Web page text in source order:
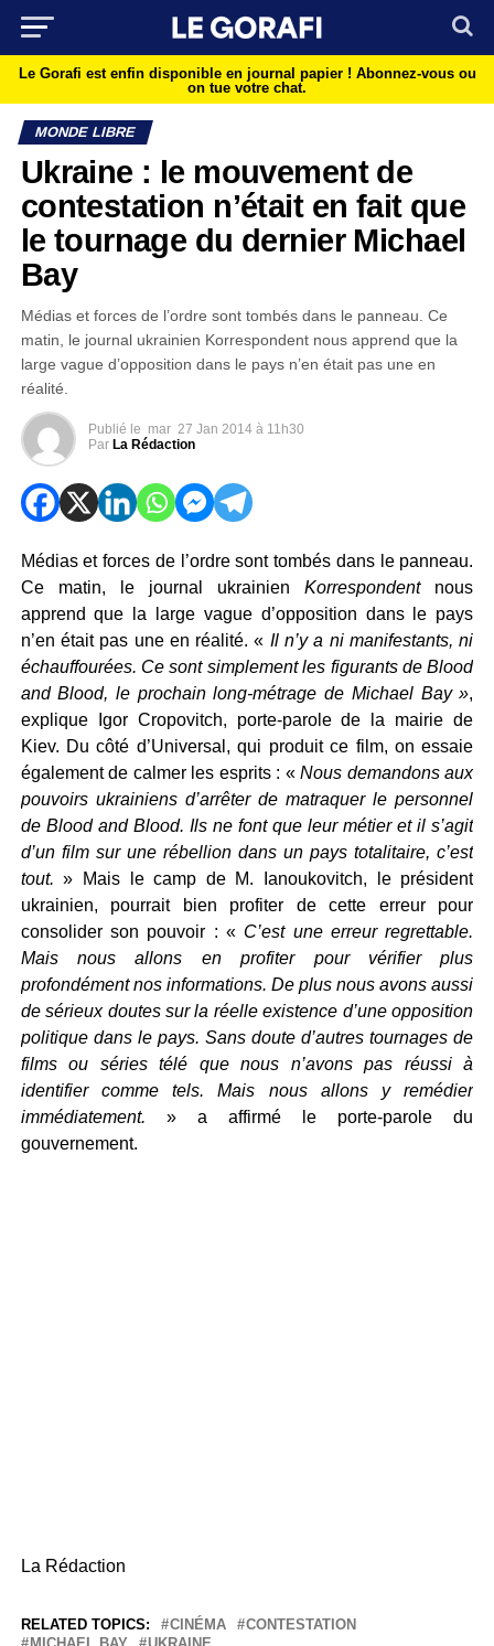
Le Gorafi est enfin disponible en journal papier ! Abonnez-vous ou
on tue votre chat.
MONDE LIBRE
Ukraine : le mouvement de
contestation n’était en fait que
le tournage du dernier Michael
Bay
Médias et forces de l’ordre sont tombés dans le panneau. Ce
matin, le journal ukrainien Korrespondent nous apprend que la
large vague d’opposition dans le pays n’en était pas une en
réalité.
Publié le mar 27 Jan 2014 à 11h30
Par La Rédaction
Médias et forces de l’ordre sont tombés dans le panneau.
Ce matin, le journal ukrainienKorrespondentnous
apprend que la large vague d’opposition dans le pays
n’en était pas une en réalité. « Il n’y a ni manifestants, ni
échauffourées. Ce sont simplement les figurants de Blood
and Blood, le prochain long-métrage de Michael Bay »,
explique Igor Cropovitch, porte-parole de la mairie de
Kiev. Du côté d’Universal, qui produit ce film, on essaie
également de calmer les esprits : «Nous demandons aux
pouvoirs ukrainiens d’arrêter de matraquer le personnel
de Blood and Blood. Ils ne font que leur métier et il s’agit
d’un film sur une rébellion dans un pays totalitaire, c’est
tout. » Mais le camp de M. Ianoukovitch, le président
ukrainien, pourrait bien profiter de cette erreur pour
consolider son pouvoir : « C’est une erreur regrettable.
Mais nous allons en profiter pour vérifier plus
profondément nos informations. De plus nous avons aussi
de sérieux doutes sur la réelle existence d’une opposition
politique dans le pays. Sans doute d’autres tournages de
films ou séries télé que nous n’avons pas
réussi à
identifier comme tels. Mais nous allons y remédier
immédiatement. » a affirmé le porte-parole du
gouvernement.
La Rédaction
RELATED TOPICS: CINÉMA
CONTESTATION